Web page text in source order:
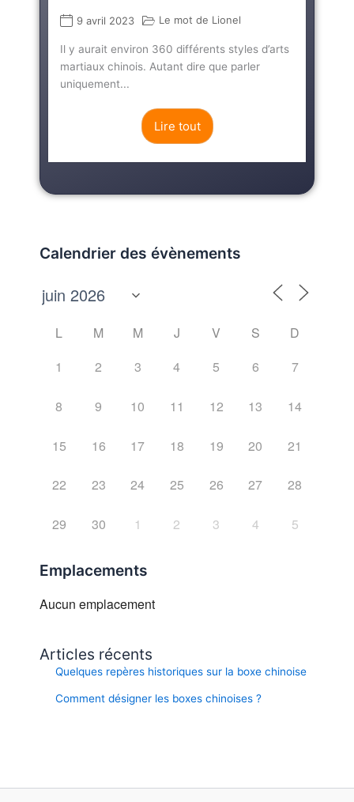
9 avril 2023 Le mot de Lionel
Il y aurait environ 360 différents styles d’arts
martiaux chinois. Autant dire que parler
uniquement...
Lire tout
Calendrier des évènements
L M M J V S
D
1
2 3 4 5 6 7
8 9 10 11 12 13 14
15 16 17 18 19 20 21
22 23 24 25 26 27 28
29 30 1 2 3 4 5
Emplacements
Aucun emplacement
Articles récents
Quelques repères historiques sur la boxe chinoise
Comment désigner les boxes chinoises ?